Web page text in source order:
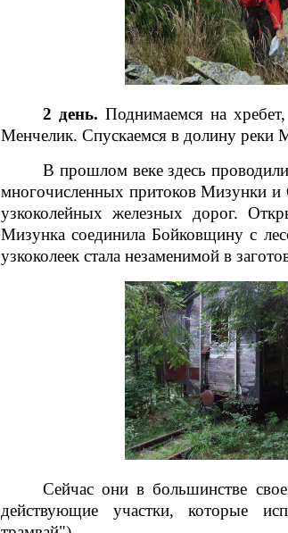
2 день.Поднимаемся на
Менчелик. Спускаемся в долину реки
В прошлом веке здесь
многочисленных притоков Мизунки и
узкоколейных железных дорог.
Мизунка соединила Бойковщину с
узкоколеек стала незаменимой в
Сейчас они в большинстве
действующие участки, которые